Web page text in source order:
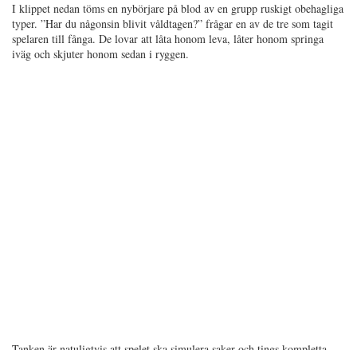
I klippet nedan töms en nybörjare på blod av en grupp ruskigt obehagliga
typer. ”Har du någonsin blivit våldtagen?” frågar en av de tre som tagit
spelaren till fånga. De lovar att låta honom leva, låter honom springa
iväg och skjuter honom sedan i ryggen.